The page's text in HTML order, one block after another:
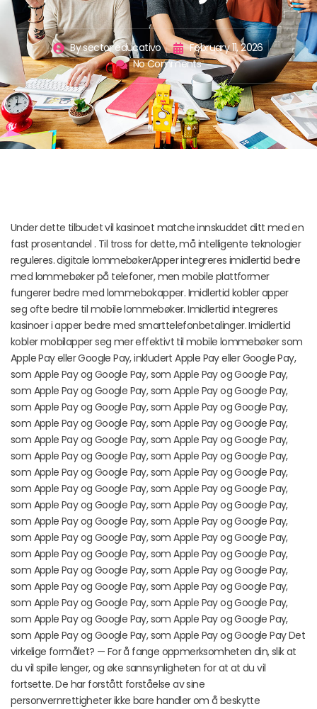
Bysector educativo
February 11, 2026
No Comments
Under dette tilbudet vil kasinoet matche innskuddet ditt med en
fast prosentandel . Til tross for dette, må intelligente teknologier
reguleres. digitale lommebøkerApper integreres imidlertid bedre
med lommebøker på telefoner, men mobile plattformer
fungerer bedre med lommebokapper. Imidlertid kobler apper
seg ofte bedre til mobile lommebøker. Imidlertid integreres
kasinoer i apper bedre med smarttelefonbetalinger. Imidlertid
kobler mobilapper seg mer effektivt til mobile lommebøker som
Apple Pay eller Google Pay, inkludert Apple Pay eller Google Pay,
som Apple Pay og Google Pay, som Apple Pay og Google Pay,
som Apple Pay og Google Pay, som Apple Pay og Google Pay,
som Apple Pay og Google Pay, som Apple Pay og Google Pay,
som Apple Pay og Google Pay, som Apple Pay og Google Pay,
som Apple Pay og Google Pay, som Apple Pay og Google Pay,
som Apple Pay og Google Pay, som Apple Pay og Google Pay,
som Apple Pay og Google Pay, som Apple Pay og Google Pay,
som Apple Pay og Google Pay, som Apple Pay og Google Pay,
som Apple Pay og Google Pay, som Apple Pay og Google Pay,
som Apple Pay og Google Pay, som Apple Pay og Google Pay,
som Apple Pay og Google Pay, som Apple Pay og Google Pay,
som Apple Pay og Google Pay, som Apple Pay og Google Pay,
som Apple Pay og Google Pay, som Apple Pay og Google Pay,
som Apple Pay og Google Pay, som Apple Pay og Google Pay,
som Apple Pay og Google Pay, som Apple Pay og Google Pay,
som Apple Pay og Google Pay, som Apple Pay og Google Pay,
som Apple Pay og Google Pay, som Apple Pay og Google Pay Det
virkelige formålet? — For å fange oppmerksomheten din, slik at
du vil spille lenger, og øke sannsynligheten for at at du vil
fortsette. De har forstått forståelse av sine
personvernrettigheter ikke bare handler om å beskytte